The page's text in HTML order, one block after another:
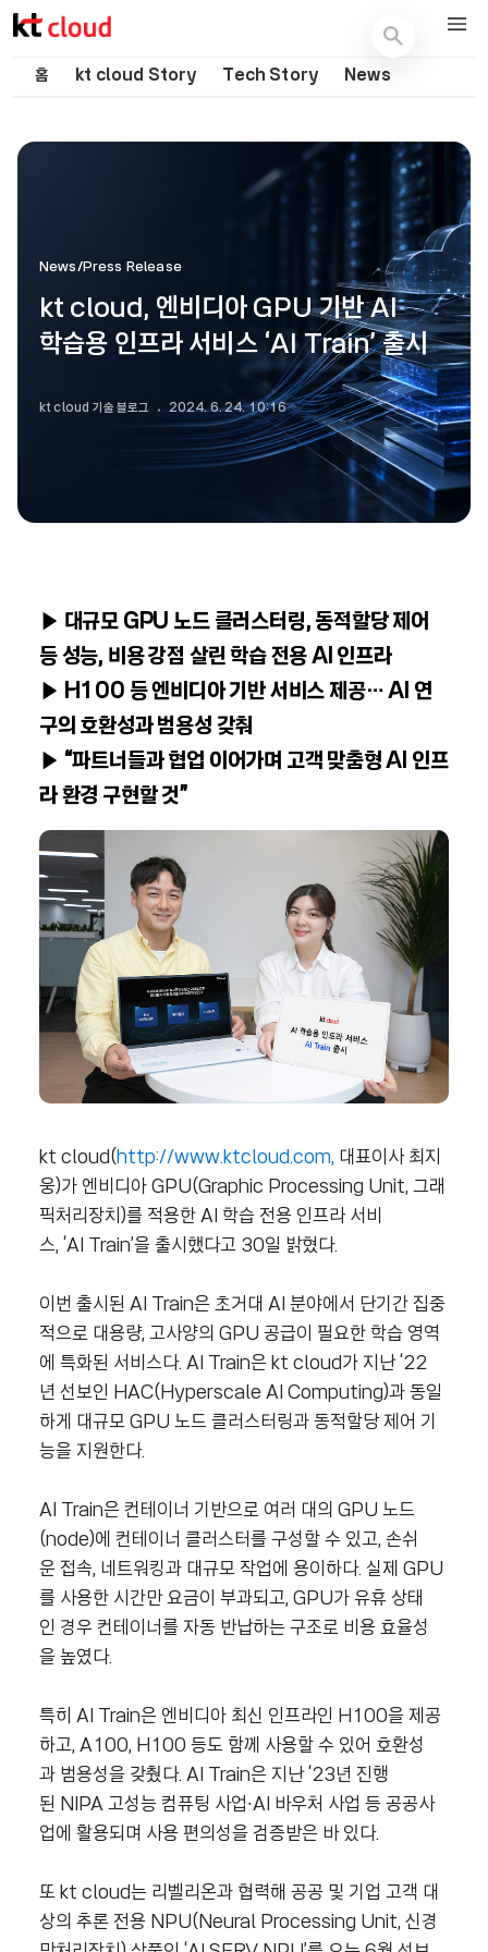
기술 블로그 (Tech) | kt cloud
홈 kt cloud Story Tech Story News
News/Press Release
kt cloud, 엔비디아 GPU 기반 AI
학습용 인프라 서비스 ‘AI Train’ 출시
kt cloud 기술 블로그 2024. 6. 24. 10:16
▶ 대규모 GPU 노드 클러스터링, 동적할당 제어
등 성능, 비용 강점 살린 학습 전용 AI 인프라
▶ H100 등 엔비디아 기반 서비스 제공… AI 연
구의 호환성과 범용성 갖춰
▶ “파트너들과 협업 이어가며 고객 맞춤형 AI 인프
라 환경 구현할 것”
kt cloud(http://www.ktcloud.com, 대표이사 최지
웅)가 엔비디아 GPU(Graphic Processing Unit, 그래
픽처리장치)를 적용한 AI 학습 전용 인프라 서비
스, ‘AI Train’을 출시했다고 30일 밝혔다.
이번 출시된 AI Train은 초거대 AI 분야에서 단기간 집중
적으로 대용량, 고사양의 GPU 공급이 필요한 학습 영역
에 특화된 서비스다. AI Train은 kt cloud가 지난 ‘22
년 선보인 HAC(Hyperscale AI Computing)과 동일
하게 대규모 GPU 노드 클러스터링과 동적할당 제어 기
능을 지원한다.
AI Train은 컨테이너 기반으로 여러 대의 GPU 노드
(node)에 컨테이너 클러스터를 구성할 수 있고, 손쉬
운 접속, 네트워킹과 대규모 작업에 용이하다. 실제 GPU
를 사용한 시간만 요금이 부과되고, GPU가 유휴 상태
인 경우 컨테이너를 자동 반납하는 구조로 비용 효율성
을 높였다.
특히 AI Train은 엔비디아 최신 인프라인 H100을 제공
하고, A100, H100 등도 함께 사용할 수 있어 호환성
과 범용성을 갖췄다. AI Train은 지난 ‘23년 진행
된 NIPA 고성능 컴퓨팅 사업∙AI 바우처 사업 등 공공사
업에 활용되며 사용 편의성을 검증받은 바 있다.
또 kt cloud는 리벨리온과 협력해 공공 및 기업 고객 대
상의 추론 전용 NPU(Neural Processing Unit, 신경